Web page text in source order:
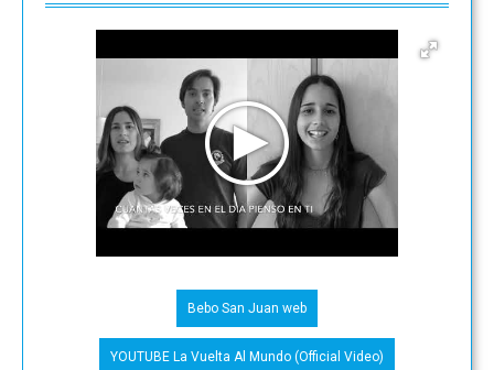
Bebo San Juan web
YOUTUBE La Vuelta Al Mundo (Official Video)